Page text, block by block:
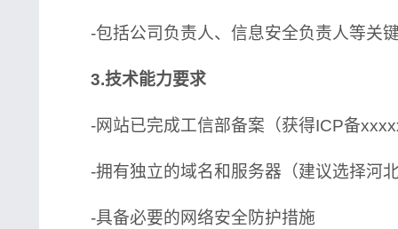
-包括公司负责人、信息安全负责人等关
3.技术能力要求
-网站已完成工信部备案（获得ICP备
-拥有独立的域名和服务器（建议选择河
-具备必要的网络安全防护措施